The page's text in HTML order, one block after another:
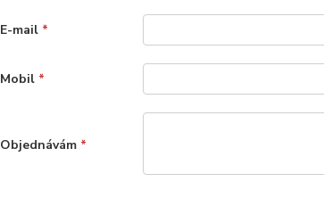
E-mail *
Mobil *
Objednávám *